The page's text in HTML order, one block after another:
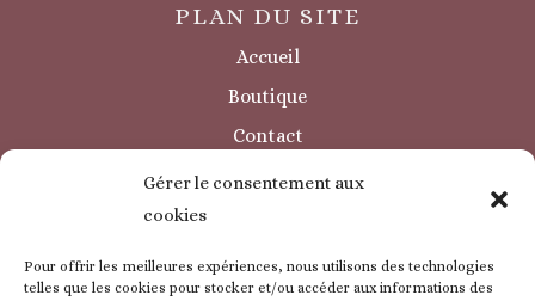
Gérer le consentement aux
cookies
Pour offrir les meilleures expériences, nous utilisons des technologies
telles que les cookies pour stocker et/ou accéder aux informations des
PLAN DU SITE
Accueil
Boutique
Contact
Sécurité / à savoir
INFORMATIONS LÉGALES
Politique de confidentialité